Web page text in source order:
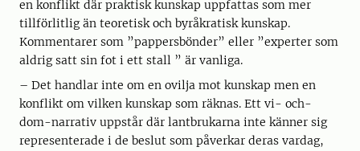
en konflikt där praktisk kunskap uppfattas som mer
tillförlitlig än teoretisk och byråkratisk kunskap.
Kommentarer som ”pappersbönder” eller ”experter som
aldrig satt sin fot i ett stall ” är vanliga.
– Det handlar inte om en ovilja mot kunskap men en
konflikt om vilken kunskap som räknas. Ett vi- och-
dom-narrativ uppstår där lantbrukarna inte känner sig
representerade i de beslut som påverkar deras vardag,